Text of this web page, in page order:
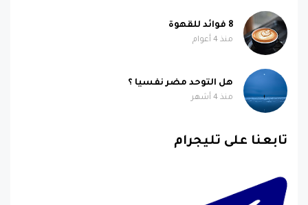
8 فوائد للقهوة
منذ 4 أعوام
هل التوحد مضر نفسيا ؟
منذ 4 أشهر
تابعنا على تليجرام